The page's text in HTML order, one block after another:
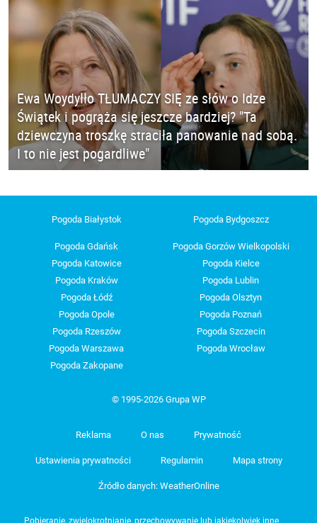
Ewa Woydyłło TŁUMACZY SIĘ ze słów o Idze
Świątek i pogrąża się jeszcze bardziej? "Ta
dziewczyna troszkę straciła panowanie nad sobą.
I to nie jest pogardliwe"
Pogoda Białystok Pogoda Bydgoszcz
Pogoda Gdańsk
Pogoda Gorzów Wielkopolski
Pogoda Katowice
Pogoda Kielce
Pogoda Kraków
Pogoda Lublin
Pogoda Łódź
Pogoda Olsztyn
Pogoda Opole
Pogoda Poznań
Pogoda Rzeszów
Pogoda Szczecin
Pogoda Warszawa
Pogoda Wrocław
Pogoda Zakopane
© 1995-2026 Grupa WP
Reklama O nas Prywatność
Ustawienia prywatności Regulamin Mapa strony
Źródło danych: WeatherOnline
Pobieranie, zwielokrotnianie, przechowywanie lub jakiekolwiek inne